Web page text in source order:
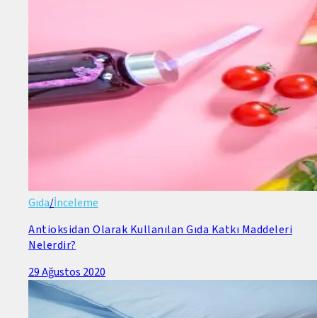
Gıda/İnceleme
Antioksidan Olarak Kullanılan Gıda Katkı Maddeleri
Nelerdir?
29 Ağustos 2020